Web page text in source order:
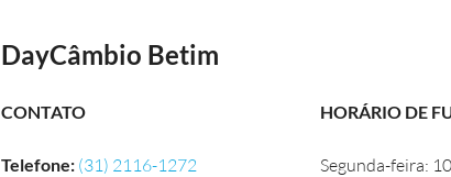
DayCâmbio Betim
CONTATO
Telefone: (31) 2116-1272
HORÁRIO DE
Segunda-feira: